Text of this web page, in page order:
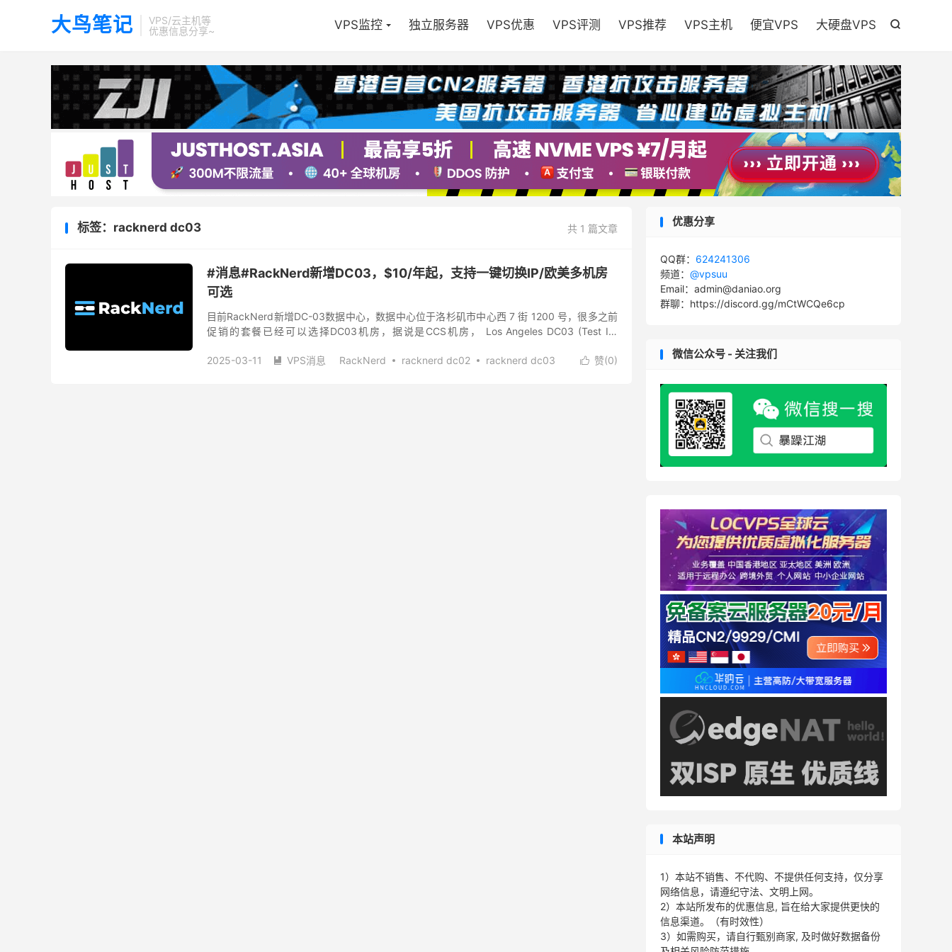
大鸟笔记
VPS/云主机等
优惠信息分享~

VPS监控 独立服务器 VPS优惠 VPS评测 VPS推荐 VPS主机 便宜VPS 大硬盘VPS
共 1 篇文章
标签：racknerd dc03
#消息#RackNerd新增DC03，$10/年起，支持一键切换IP/欧美多机房
可选
目前RackNerd新增DC-03数据中心，数据中心位于洛杉矶市中心西 7 街 1200 号，很多之前
促销的套餐已经可以选择DC03机房，据说是CCS机房， Los Angeles DC03 (Test IP:
 赞(0)
2025-03-11  VPS消息 RackNerd racknerd dc02
racknerd dc03
优惠分享
QQ群： 624241306
频道： @vpsuu
Email：admin@daniao.org
群聊：https://discord.gg/mCtWCQe6cp
微信公众号 - 关注我们
本站声明
1）本站不销售、不代购、不提供任何支持，仅分享
网络信息，请遵纪守法、文明上网。
2）本站所发布的优惠信息, 旨在给大家提供更快的
信息渠道。（有时效性）
3）如需购买，请自行甄别商家, 及时做好数据备份